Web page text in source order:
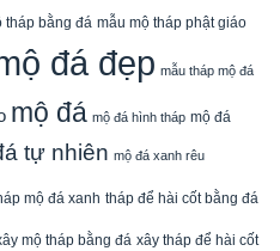
tháp bằng đá mẫu mộ tháp phật giáo
đá đẹp mẫu tháp mộ đá
mộ đá mộ đá hình tháp mộ đá
tự nhiên mộ đá xanh rêu
mộ đá xanh tháp để hài cốt bằng đá
mộ tháp bằng đá xây tháp để hài cốt